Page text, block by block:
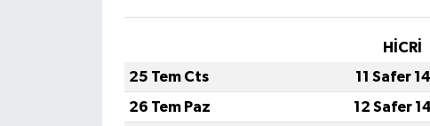
HİCRİ
25 Tem Cts
11 Safer
26 Tem Paz
12 Safer